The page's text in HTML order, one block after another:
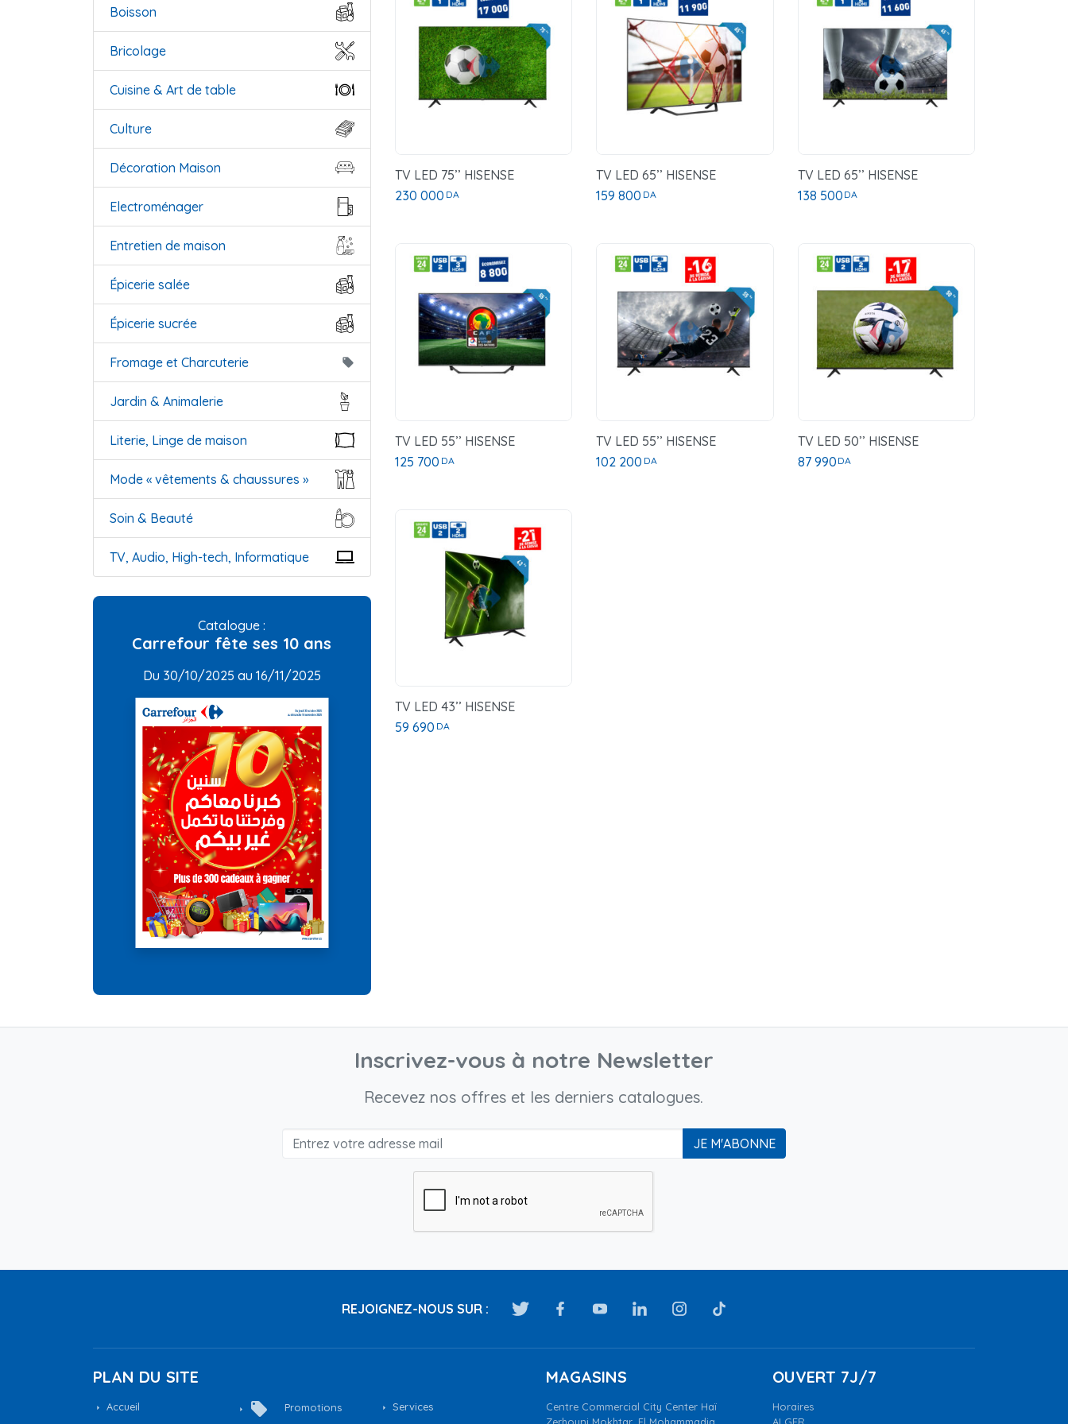
Boisson
Bricolage
Cuisine & Art de table
Culture
Décoration Maison
Electroménager
Entretien de maison
Épicerie salée
Épicerie sucrée
Fromage et Charcuterie local_offer
Jardin & Animalerie
Literie, Linge de maison
Mode « vêtements & chaussures »
Soin & Beauté
TV, Audio, High-tech, Informatique
Catalogue :
Carrefour fête ses 10 ans
Du 30/10/2025 au 16/11/2025
TV LED 75’’ HISENSE
230 000 DA
TV LED 65’’ HISENSE
159 800 DA
TV LED 65’’ HISENSE
138 500 DA
TV LED 55’’ HISENSE
125 700 DA
TV LED 55’’ HISENSE
102 200 DA
TV LED 50’’ HISENSE
87 990 DA
TV LED 43’’ HISENSE
59 690 DA
Inscrivez-vous à notre Newsletter
Recevez nos offres et les derniers catalogues.
JE M'ABONNE
REJOIGNEZ-NOUS SUR :
PLAN DU SITE
Accueil local_offer Promotions
Services
MAGASINS
Centre Commercial City Center Haï
OUVERT 7J/7
Horaires